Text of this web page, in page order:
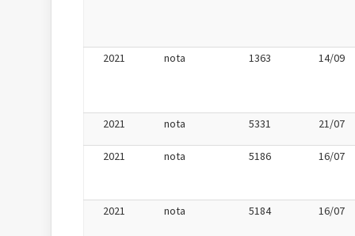
2021 nota 1363 14/09
2021 nota 5331 21/07
2021 nota 5186 16/07
2021 nota 5184 16/07